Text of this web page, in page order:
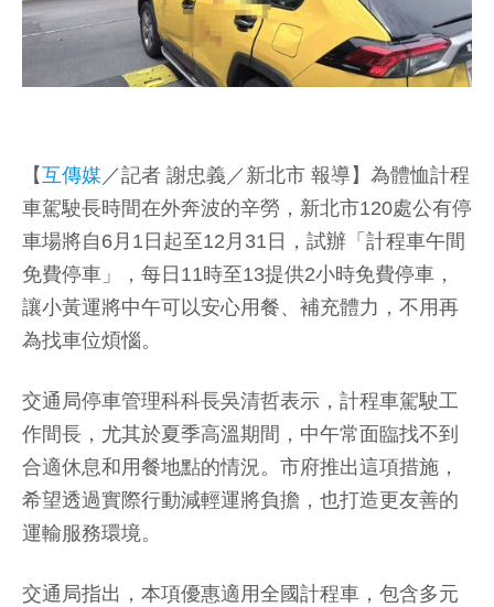
【互傳媒 ／記者 謝忠義／新北市 報導】為體恤計程
車駕駛長時間在外奔波的辛勞，新北市120處公有停
車場將自6月1日起至12月31日，試辦「計程車午間
免費停車」，每日11時至13提供2小時免費停車，
讓小黃運將中午可以安心用餐、補充體力，不用再
為找車位煩惱。
交通局停車管理科科長吳清哲表示，計程車駕駛工
作間長，尤其於夏季高溫期間，中午常面臨找不到
合適休息和用餐地點的情況。市府推出這項措施，
希望透過實際行動減輕運將負擔，也打造更友善的
運輸服務環境。
交通局指出，本項優惠適用全國計程車，包含多元